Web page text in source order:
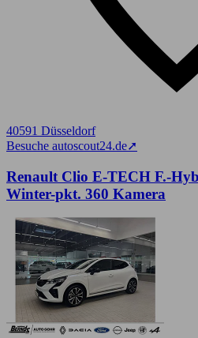
40591 Düsseldorf
Besuche autoscout24.de➚
Renault Clio E-TECH F.-
Winter-pkt. 360 Kamera